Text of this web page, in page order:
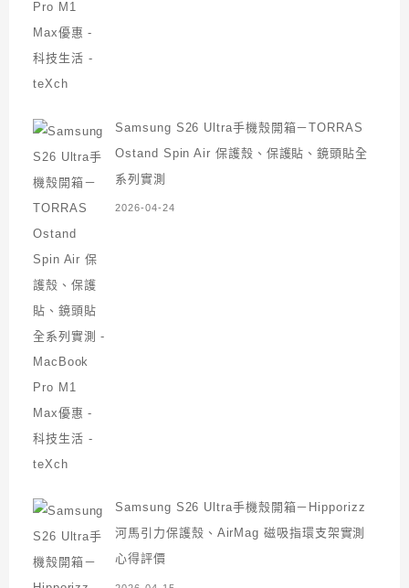
Samsung S26 Ultra手機殼開箱－TORRAS
Ostand Spin Air 保護殼、保護貼、鏡頭貼全
系列實測
2026-04-24
Samsung S26 Ultra手機殼開箱－Hipporizz
河馬引力保護殼、AirMag 磁吸指環支架實測
心得評價